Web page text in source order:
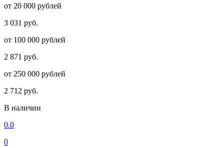
от 20 000 рублей
3 031 руб.
от 100 000 рублей
2 871 руб.
от 250 000 рублей
2 712 руб.
В наличии
0.0
0